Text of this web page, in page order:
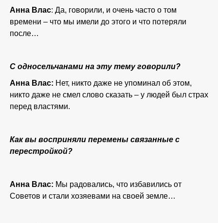
Анна Влас: Да, говорили, и очень часто о том
времени – что мы имели до этого и что потеряли
после…
С односельчанами на эту тему говорили?
Анна Влас: Нет, никто даже не упоминал об этом,
никто даже не смел слово сказать – у людей был страх
перед властями.
Как вы восприняли перемены связанные с
перестройкой?
Анна Влас: Мы радовались, что избавились от
Советов и стали хозяевами на своей земле…